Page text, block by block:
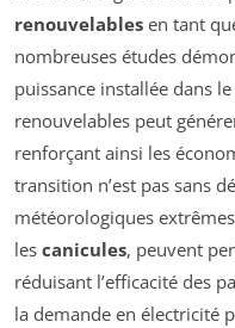
renouvelables en tant
nombreuses études
puissance installée dans
renouvelables peut
renforçant ainsi les
transition n’est pas sans
météorologiques
les canicules, peuvent
réduisant l’efficacité des
la demande en électricité